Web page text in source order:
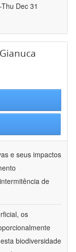
Dec 31
e seus impactos
de
os
biodiversidade